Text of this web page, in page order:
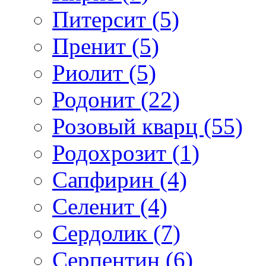
Питерсит (5)
Пренит (5)
Риолит (5)
Родонит (22)
Розовый кварц (55)
Родохрозит (1)
Сапфирин (4)
Селенит (4)
Сердолик (7)
Серпентин (6)